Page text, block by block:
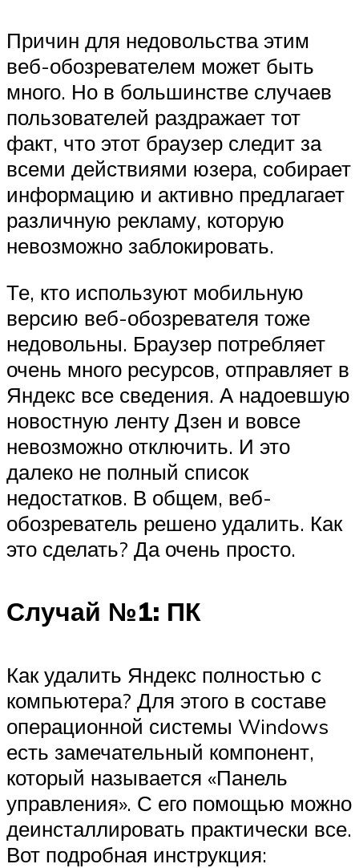
Причин для недовольства этим
веб-обозревателем может быть
много. Но в большинстве случаев
пользователей раздражает тот
факт, что этот браузер следит за
всеми действиями юзера, собирает
информацию и активно предлагает
различную рекламу, которую
невозможно заблокировать.
Те, кто используют мобильную
версию веб-обозревателя тоже
недовольны. Браузер потребляет
очень много ресурсов, отправляет в
Яндекс все сведения. А надоевшую
новостную ленту Дзен и вовсе
невозможно отключить. И это
далеко не полный список
недостатков. В общем, веб-
обозреватель решено удалить. Как
это сделать? Да очень просто.
Случай №1: ПК
Как удалить Яндекс полностью с
компьютера? Для этого в составе
операционной системы Windows
есть замечательный компонент,
который называется «Панель
управления». С его помощью можно
деинсталлировать практически все.
Вот подробная инструкция: